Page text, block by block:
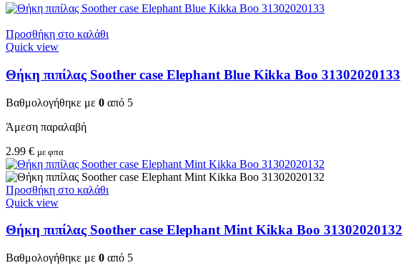
Προσθήκη στο καλάθι
Quick view
Θήκη πιπίλας Soother case Elephant Blue Kikka Boo 31302020133
Βαθμολογήθηκε με 0 από 5
Άμεση παραλαβή
2.99 € με φπα
Προσθήκη στο καλάθι
Quick view
Θήκη πιπίλας Soother case Elephant Mint Kikka Boo 31302020132
Βαθμολογήθηκε με 0 από 5